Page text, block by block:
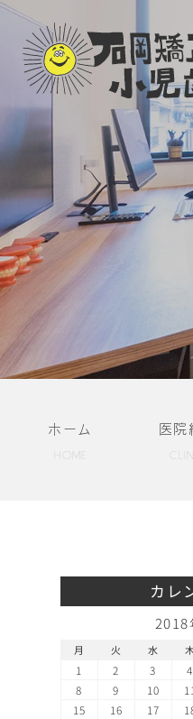
ホーム
HOME
医院
カレ
2018
月 火 水
1 2 3 4
8
9 10 11
15
16 17